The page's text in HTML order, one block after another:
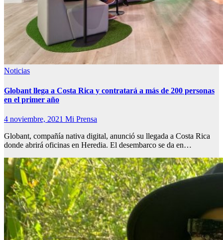
Noticias
Globant llega a Costa Rica y contratará a más de 200 personas
en el primer año
4 noviembre, 2021 Mi Prensa
Globant, compañía nativa digital, anunció su llegada a Costa Rica
donde abrirá oficinas en Heredia. El desembarco se da en…